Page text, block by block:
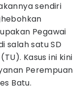
sendiri
Pegawai
salah satu SD
Kasus ini kini
Perempuan
Batu.